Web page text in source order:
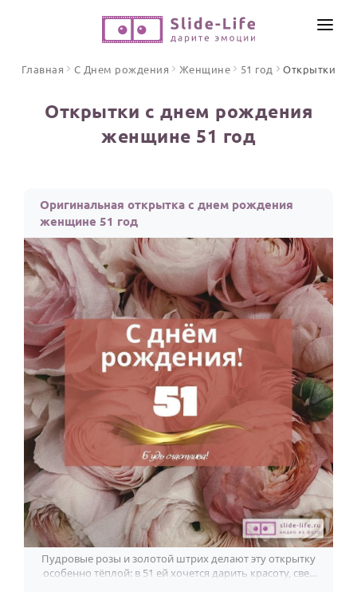
ПО ФОРМАТУ
Открытки
Стихи и тексты
ПРАЗДНИКИ
С Днем рождения
Юбилей
Свадьба
Годовщина свадьбы
Календарь праздников
КОМУ
Женщине
Мужчине
Маме
Папе
Детям
ИНСТРУМЕНТЫ
ОТЗЫВЫ
Главная С Днем рождения Женщине 51 год Открытки
Открытки с днем рождения
женщине 51 год
Оригинальная открытка с днем рождения
женщине 51 год
Пудровые розы и золотой штрих делают эту открытку
особенно тёплой: в 51 ей хочется дарить красоту, свет